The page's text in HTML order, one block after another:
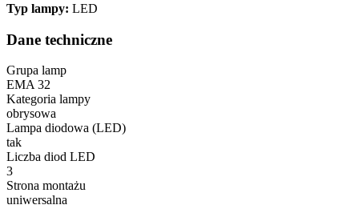
Typ lampy: LED
Dane techniczne
Grupa lamp
EMA 32
Kategoria lampy
obrysowa
Lampa diodowa (LED)
tak
Liczba diod LED
3
Strona montażu
uniwersalna